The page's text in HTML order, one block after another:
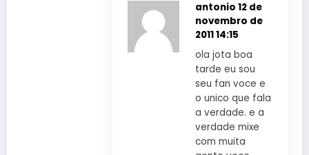
antonio 12 de
novembro de
2011 14:15
ola jota boa
tarde eu sou
seu fan voce e
o unico que fala
a verdade. e a
verdade mixe
com muita